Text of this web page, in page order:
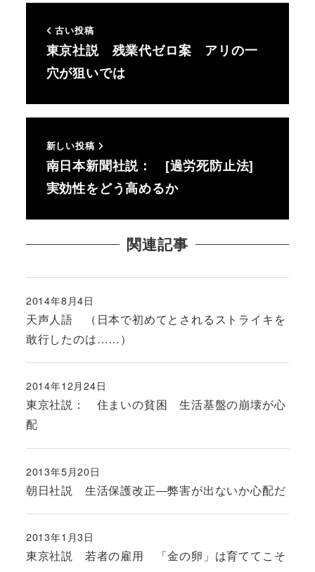
古い投稿
東京社説 残業代ゼロ案 アリの一
穴が狙いでは
新しい投稿
南日本新聞社説： [過労死防止法]
実効性をどう高めるか
関連記事
天声人語 （日本で初めてとされるストライキを
敢行したのは……）
投稿日
2014年8月4日
東京社説： 住まいの貧困 生活基盤の崩壊が心
配
投稿日
2014年12月24日
朝日社説 生活保護改正―弊害が出ないか心配だ
投稿日
2013年5月20日
東京社説 若者の雇用 「金の卵」は育ててこそ
投稿日
2013年1月3日